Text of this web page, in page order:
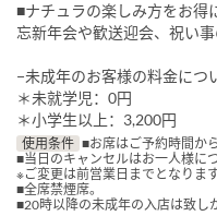
■ナチュラの楽しみ方をお得
忘新年会や歓送迎会、祝い
−未成年のお客様の料金につ
＊未就学児：0円
＊小学生以上：3,200円
使用条件 ■お席はご予約時間か
■当日のキャンセルはお一人様に
※ご変更は前営業日までとなります
■全席禁煙席。
■20時以降の未成年の入店は致し